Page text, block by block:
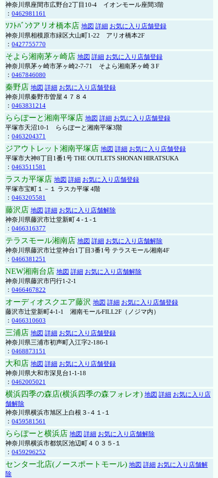
神奈川県座間市広野台2丁目10-4 イオンモール座間3階
： 0462981161
ｿﾌﾄﾊﾞﾝｸアリオ橋本店 地図 詳細 お気に入り店舗登録
神奈川県相模原市緑区大山町1-22 アリオ橋本2F
： 0427755770
そよら湘南茅ヶ崎店 地図 詳細 お気に入り店舗登録
神奈川県茅ヶ崎市茅ヶ崎2‐7‐71 そよら湘南茅ヶ崎３F
： 0467846080
秦野店 地図 詳細 お気に入り店舗登録
神奈川県秦野市曽屋４７８４
： 0463831214
ららぽーと湘南平塚店 地図 詳細 お気に入り店舗登録
平塚市天沼10-1 ららぽーと湘南平塚3階
： 0463204371
ジアウトレット湘南平塚店 地図 詳細 お気に入り店舗登録
平塚市大神8丁目1番1号 THE OUTLETS SHONAN HIRATSUKA
： 0463511581
ラスカ平塚店 地図 詳細 お気に入り店舗登録
平塚市宝町１－１ ラスカ平塚 4階
： 0463205581
藤沢店 地図 詳細 お気に入り店舗解除
神奈川県藤沢市辻堂新町４-１-１
： 0466316377
テラスモール湘南店 地図 詳細 お気に入り店舗解除
神奈川県藤沢市辻堂神台1丁目3番1号 テラスモール湘南4F
： 0466381251
NEW湘南台店 地図 詳細 お気に入り店舗解除
神奈川県藤沢市円行1-2-1
： 0466467822
オーディオスクエア藤沢 地図 詳細 お気に入り店舗登録
藤沢市辻堂新町4-1-1 湘南モールFILL2F（ノジマ内）
： 0466310603
三浦店 地図 詳細 お気に入り店舗登録
神奈川県三浦市初声町入江字2-186-1
： 0468873151
大和店 地図 詳細 お気に入り店舗登録
神奈川県大和市深見台1-1-18
： 0462005021
横浜四季の森店(横浜四季の森フォレオ) 地図 詳細 お気に入り店
舗解除
神奈川県横浜市旭区上白根３-４１-１
： 0459581561
ららぽーと横浜店 地図 詳細 お気に入り店舗解除
神奈川県横浜市都筑区池辺町４０３５-１
： 0459296252
センター北店(ノースポートモール) 地図 詳細 お気に入り店舗解
除